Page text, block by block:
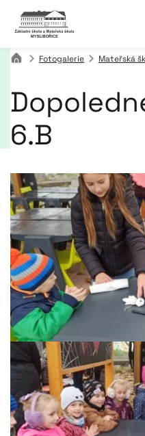
Fotogalerie Mateřská
6.B